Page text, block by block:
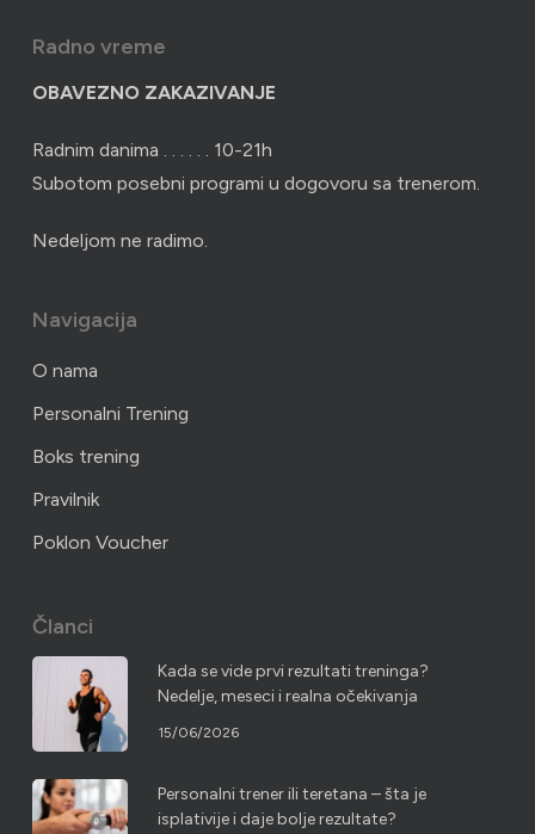
Radno vreme
OBAVEZNO ZAKAZIVANJE
Radnim danima . . . . . . 10-21h
Subotom posebni programi u dogovoru sa trenerom.
Nedeljom ne radimo.
Navigacija
O nama
Personalni Trening
Boks trening
Pravilnik
Poklon Voucher
Članci
Kada se vide prvi rezultati treninga?
Nedelje, meseci i realna očekivanja
15/06/2026
Personalni trener ili teretana – šta je
isplativije i daje bolje rezultate?